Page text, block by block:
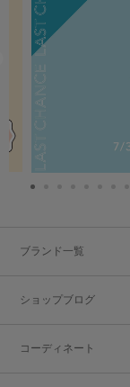
ブランド一覧
ショップブログ
コーディネート